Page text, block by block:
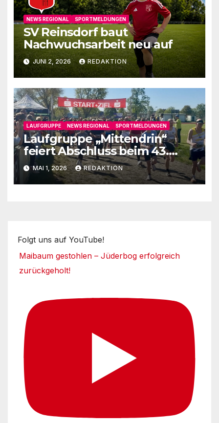
NEWS REGIONAL SPORTMELDUNGEN
SV Reinsdorf baut
Nachwuchsarbeit neu auf
JUNI 2, 2026 REDAKTION
LAUFGRUPPE NEWS REGIONAL SPORTMELDUNGEN
Laufgruppe „Mittendrin“
feiert Abschluss beim 43.
Fläminglauf
MAI 1, 2026 REDAKTION
Folgt uns auf YouTube!
Maibaum gestohlen – Jüderbog erfolgreich
zurückgeholt!